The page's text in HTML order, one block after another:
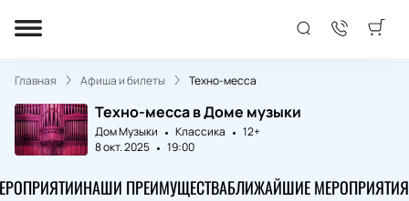
Главная Афиша и билеты Техно-месса
Техно-месса в Доме музыки
Дом Музыки Классика
12+
8 окт. 2025
19:00
НАШИ ПРЕИМУЩЕСТВАБЛИЖАЙШИЕ МЕРОПРИЯТИЯ